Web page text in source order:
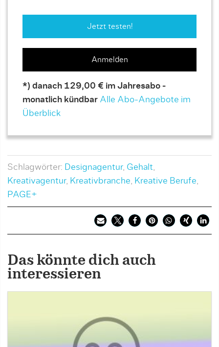
Jetzt testen!
Anmelden
*) danach 129,00 € im Jahresabo -
monatlich kündbar Alle Abo-Angebote im
Überblick
Schlagwörter: Designagentur, Gehalt,
Kreativagentur, Kreativbranche, Kreative Berufe,
PAGE+
Das könnte dich auch
interessieren